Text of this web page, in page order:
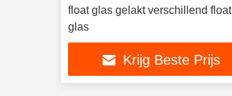
float glas gelakt verschillend float
glas
Krijg Beste Prijs